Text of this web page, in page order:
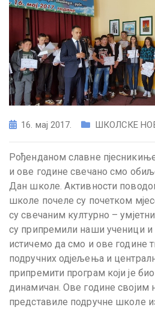
16. мај 2017. ШКОЛСКЕ
Рођенданом славне
и ове године свечано смо
Дан школе. Активности
школе почеле су почетком
су свечаним културно –
су припремили наши ученици и
истичемо да смо и ове године
подручних одјељења и
припремити програм који је
динамичан. Ове године својим
представиле подручне школе